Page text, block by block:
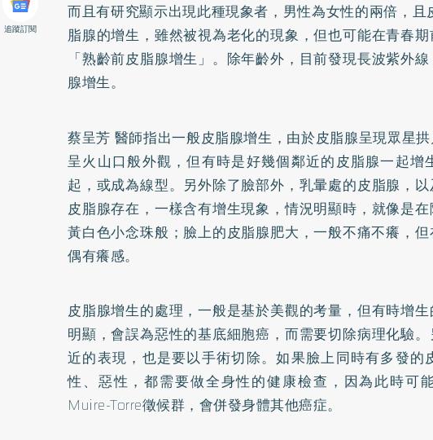
追蹤訂閱
而且有研究顯示出現此種現象者，男性為女性的兩倍，且
脂腺的增生，雖然被視為老化的現象，但也可能在青春
「熟齡前皮脂腺增生」。除年齡外，目前發現長波紫外
腺增生。
蔡呈芳 醫師指出一般皮脂腺增生，由於皮脂腺呈現眾星
呈火山口般外觀，但有時是好幾個鄰近的皮脂腺一起增
起，或成為線型。另外除了臉部外，乳暈處的皮脂腺，
皮脂腺存在，一樣含有增生現象，情況明顯時，就像是
黃白色小念珠般；臉上的皮脂腺肥大，一般不痛不癢，
偶有癢感。
皮脂腺增生的處理，一般是基於美觀的考量，但有時增
明顯，會誤為惡性的基底細胞癌，而需要切除病理化驗
近的表現，也是要以手術切除。如果臉上同時有多發的
性、惡性，都需要做全身性的健康檢查，因為此時可
Muire-Torre徵候群，會併發身體其他癌症。